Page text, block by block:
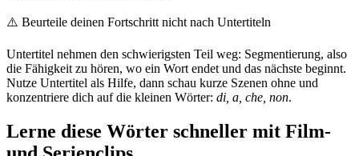
⚠️ Beurteile deinen Fortschritt nicht nach Untertiteln
Untertitel nehmen den schwierigsten Teil weg: Segmentierung, also
die Fähigkeit zu hören, wo ein Wort endet und das nächste beginnt.
Nutze Untertitel als Hilfe, dann schau kurze Szenen ohne und
konzentriere dich auf die kleinen Wörter: di, a, che, non.
Lerne diese Wörter schneller mit Film-